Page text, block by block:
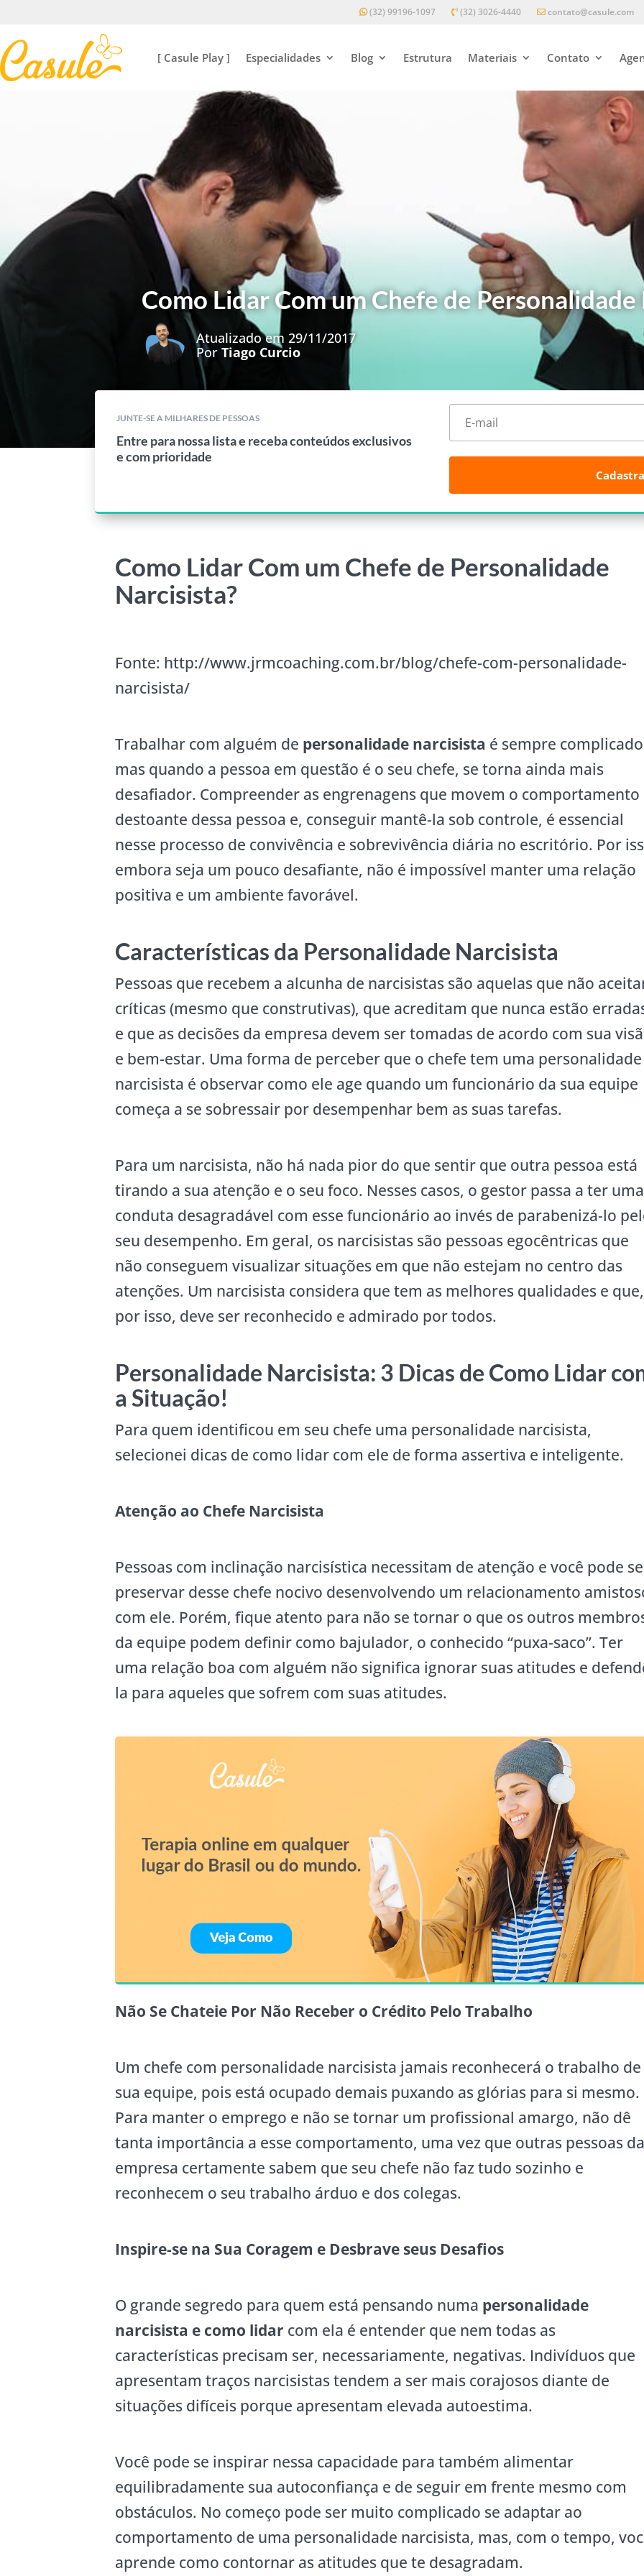
(32) 99196-1097 (32) 3026-4440 contato@casule.com
[ Casule Play ] Especialidades Blog Estrutura Materiais Contato
Como Lidar Com um Chefe de
Atualizado em 29/11/2017
Por Tiago Curcio
JUNTE-SE A MILHARES DE PESSOAS
Entre para nossa lista e receba conteúdos exclusivos
e com prioridade
Como Lidar Com um Chefe de Personalidade
Narcisista?
Fonte: http://www.jrmcoaching.com.br/blog/chefe-com-personalidade-
narcisista/
Trabalhar com alguém de personalidade narcisista é sempre
mas quando a pessoa em questão é o seu chefe, se torna ainda mais
desafiador. Compreender as engrenagens que movem o comportamento
destoante dessa pessoa e, conseguir mantê-la sob controle, é essencial
nesse processo de convivência e sobrevivência diária no escritório. Por
embora seja um pouco desafiante, não é impossível manter uma relação
positiva e um ambiente favorável.
Características da Personalidade Narcisista
Pessoas que recebem a alcunha de narcisistas são aquelas que não
críticas (mesmo que construtivas), que acreditam que nunca estão
e que as decisões da empresa devem ser tomadas de acordo com sua
e bem-estar. Uma forma de perceber que o chefe tem uma personalidade
narcisista é observar como ele age quando um funcionário da sua equipe
começa a se sobressair por desempenhar bem as suas tarefas.
Para um narcisista, não há nada pior do que sentir que outra pessoa está
tirando a sua atenção e o seu foco. Nesses casos, o gestor passa a ter uma
conduta desagradável com esse funcionário ao invés de parabenizá-lo
seu desempenho. Em geral, os narcisistas são pessoas egocêntricas que
não conseguem visualizar situações em que não estejam no centro das
atenções. Um narcisista considera que tem as melhores qualidades e que,
por isso, deve ser reconhecido e admirado por todos.
Personalidade Narcisista: 3 Dicas de Como Lidar
a Situação!
Para quem identificou em seu chefe uma personalidade narcisista,
selecionei dicas de como lidar com ele de forma assertiva e inteligente.
Atenção ao Chefe Narcisista
Pessoas com inclinação narcisística necessitam de atenção e você pode se
preservar desse chefe nocivo desenvolvendo um relacionamento
com ele. Porém, fique atento para não se tornar o que os outros
da equipe podem definir como bajulador, o conhecido “puxa-saco”. Ter
uma relação boa com alguém não significa ignorar suas atitudes e
la para aqueles que sofrem com suas atitudes.
Não Se Chateie Por Não Receber o Crédito Pelo Trabalho
Um chefe com personalidade narcisista jamais reconhecerá o trabalho de
sua equipe, pois está ocupado demais puxando as glórias para si mesmo.
Para manter o emprego e não se tornar um profissional amargo, não dê
tanta importância a esse comportamento, uma vez que outras pessoas
empresa certamente sabem que seu chefe não faz tudo sozinho e
reconhecem o seu trabalho árduo e dos colegas.
Inspire-se na Sua Coragem e Desbrave seus Desafios
O grande segredo para quem está pensando numa personalidade
narcisista e como lidar com ela é entender que nem todas as
características precisam ser, necessariamente, negativas. Indivíduos que
apresentam traços narcisistas tendem a ser mais corajosos diante de
situações difíceis porque apresentam elevada autoestima.
Você pode se inspirar nessa capacidade para também alimentar
equilibradamente sua autoconfiança e de seguir em frente mesmo com
obstáculos. No começo pode ser muito complicado se adaptar ao
comportamento de uma personalidade narcisista, mas, com o tempo,
aprende como contornar as atitudes que te desagradam.